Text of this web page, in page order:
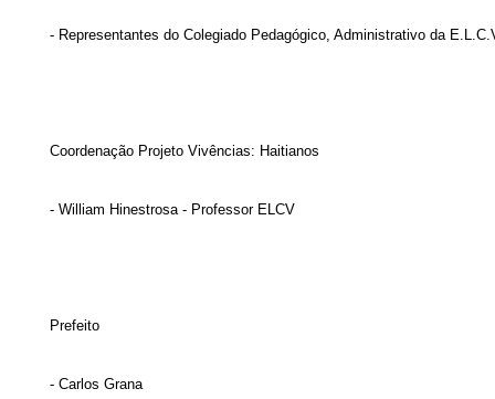
- Representantes do Colegiado Pedagógico, Administrativo da
Coordenação Projeto Vivências: Haitianos
- William Hinestrosa - Professor ELCV
Prefeito
- Carlos Grana